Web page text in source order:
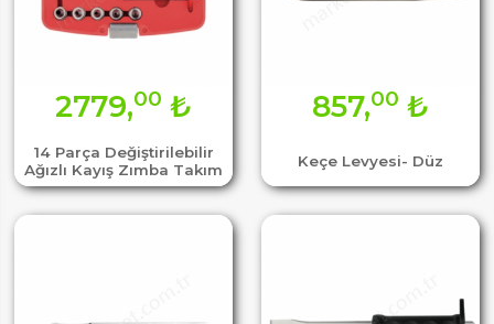
14 Parça Değiştirilebilir
Ağızlı Kayış Zımba Takım
2779,00 ₺
Keçe Levyesi- Düz
857,00 ₺